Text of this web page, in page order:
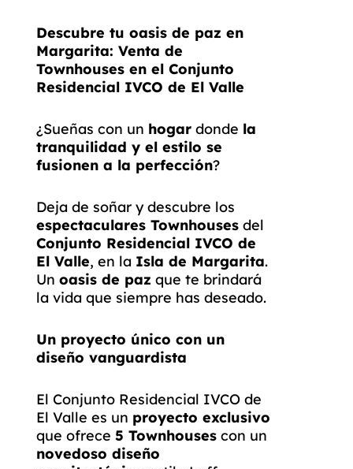
Descubre tu oasis de paz en
Margarita: Venta de
Townhouses en el Conjunto
Residencial IVCO de El Valle
¿Sueñas con un hogar donde la
tranquilidad y el estilo se
fusionen a la perfección?
Deja de soñar y descubre los
espectaculares Townhouses del
Conjunto Residencial IVCO de
El Valle, en la Isla de Margarita.
Un oasis de paz que te brindará
la vida que siempre has deseado.
Un proyecto único con un
diseño vanguardista
El Conjunto Residencial IVCO de
El Valle es un proyecto exclusivo
que ofrece 5 Townhouses con un
novedoso diseño